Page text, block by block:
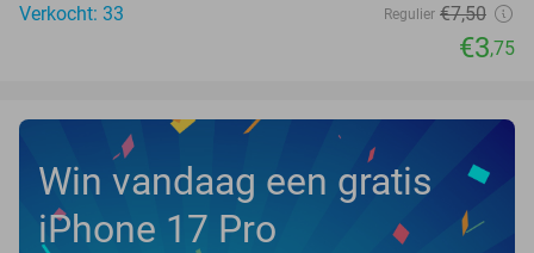
Verkocht: 33
Regulier €7,50
€3,75
Win vandaag een gratis
iPhone 17 Pro